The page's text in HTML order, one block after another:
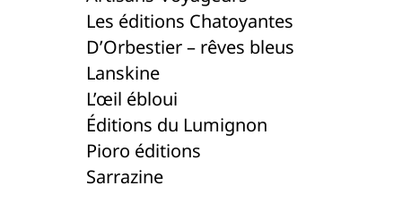
Les éditions Chatoyantes
D’Orbestier – rêves bleus
Lanskine
L’œil ébloui
Éditions du Lumignon
Pioro éditions
Sarrazine